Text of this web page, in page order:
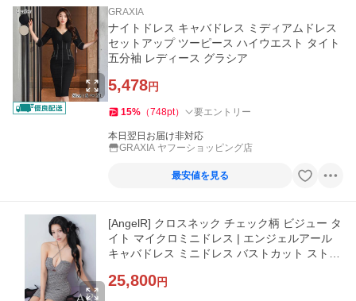
GRAXIA
ナイトドレス キャバドレス ミディアムドレス
セットアップ ツーピース ハイウエスト タイト
五分袖 レディース グラシア
5,478円
15% （748pt） 要エントリー
本日翌日お届け非対応
GRAXIA ヤフーショッピング店
最安値を見る
[AngelR] クロスネック チェック柄 ビジュー タ
イト マイクロミニドレス | エンジェルアール
キャバドレス ミニドレス バストカット ストレ
25,800円